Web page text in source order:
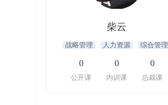
柴云
战略管理 人力资源 综合管理
0
公开课
0
内训课
0
总裁课